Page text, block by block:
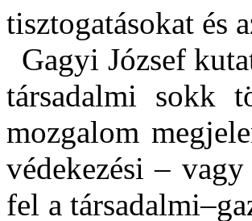
tisztogatásokat és
Gagyi József
társadalmi sokk
mozgalom
védekezési –
fel a